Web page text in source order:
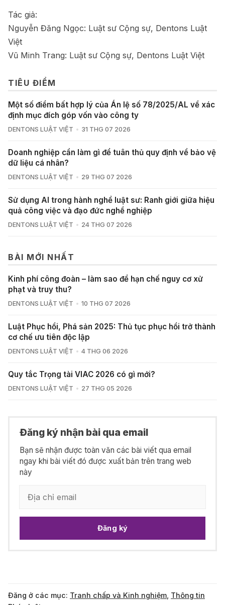
Tác giả:
Nguyễn Đăng Ngọc: Luật sư Cộng sự, Dentons Luật
Việt
Vũ Minh Trang: Luật sư Cộng sự, Dentons Luật Việt
TIÊU ĐIỂM
Một số điểm bất hợp lý của Án lệ số 78/2025/AL về xác
định mục đích góp vốn vào công ty
DENTONS LUẬT VIỆT 31 THG 07 2026
Doanh nghiệp cần làm gì để tuân thủ quy định về bảo vệ
dữ liệu cá nhân?
DENTONS LUẬT VIỆT 29 THG 07 2026
Sử dụng AI trong hành nghề luật sư: Ranh giới giữa hiệu
quả công việc và đạo đức nghề nghiệp
DENTONS LUẬT VIỆT 24 THG 07 2026
BÀI MỚI NHẤT
Kinh phí công đoàn – làm sao để hạn chế nguy cơ xử
phạt và truy thu?
DENTONS LUẬT VIỆT 10 THG 07 2026
Luật Phục hồi, Phá sản 2025: Thủ tục phục hồi trở thành
cơ chế ưu tiên độc lập
DENTONS LUẬT VIỆT 4 THG 06 2026
Quy tắc Trọng tài VIAC 2026 có gì mới?
DENTONS LUẬT VIỆT 27 THG 05 2026
Đăng ký nhận bài qua email
Bạn sẽ nhận được toàn văn các bài viết qua email
ngay khi bài viết đó được xuất bản trên trang web
này
Đăng ký
Đăng ở các mục: Tranh chấp và Kinh nghiệm Thông tin